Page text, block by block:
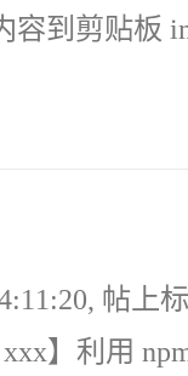
容到剪贴板
帖上
】利用